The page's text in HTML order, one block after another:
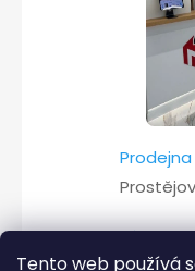
Tento web používá
Více